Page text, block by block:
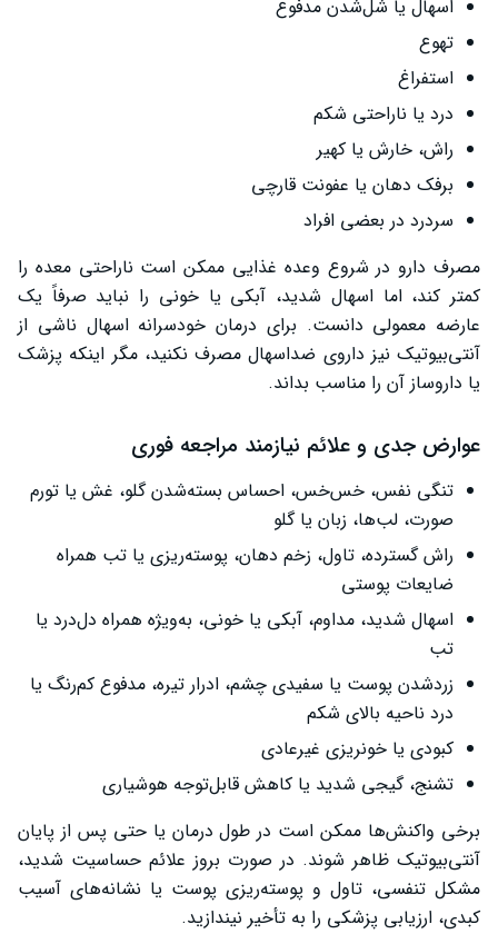
اسهال یا شل‌شدن مدفوع
تهوع
استفراغ
درد یا ناراحتی شکم
راش، خارش یا کهیر
برفک دهان یا عفونت قارچی
سردرد در بعضی افراد
مصرف دارو در شروع وعده غذایی ممکن است ناراحتی معده را
کمتر کند، اما اسهال شدید، آبکی یا خونی را نباید صرفاً یک
عارضه معمولی دانست. برای درمان خودسرانه اسهال ناشی از
آنتی‌بیوتیک نیز داروی ضداسهال مصرف نکنید، مگر اینکه پزشک
یا داروساز آن را مناسب بداند.
عوارض جدی و علائم نیازمند مراجعه فوری
تنگی نفس، خس‌خس، احساس بسته‌شدن گلو، غش یا تورم
صورت، لب‌ها، زبان یا گلو
راش گسترده، تاول، زخم دهان، پوسته‌ریزی یا تب همراه
ضایعات پوستی
اسهال شدید، مداوم، آبکی یا خونی، به‌ویژه همراه دل‌درد یا
تب
زردشدن پوست یا سفیدی چشم، ادرار تیره، مدفوع کم‌رنگ یا
درد ناحیه بالای شکم
کبودی یا خونریزی غیرعادی
تشنج، گیجی شدید یا کاهش قابل‌توجه هوشیاری
برخی واکنش‌ها ممکن است در طول درمان یا حتی پس از پایان
آنتی‌بیوتیک ظاهر شوند. در صورت بروز علائم حساسیت شدید،
مشکل تنفسی، تاول و پوسته‌ریزی پوست یا نشانه‌های آسیب
کبدی، ارزیابی پزشکی را به تأخیر نیندازید.